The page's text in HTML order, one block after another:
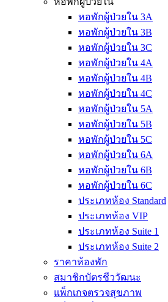
หอพักผู้ป่วยใน 3A
หอพักผู้ป่วยใน 3B
หอพักผู้ป่วยใน 3C
หอพักผู้ป่วยใน 4A
หอพักผู้ป่วยใน 4B
หอพักผู้ป่วยใน 4C
หอพักผู้ป่วยใน 5A
หอพักผู้ป่วยใน 5B
หอพักผู้ป่วยใน 5C
หอพักผู้ป่วยใน 6A
หอพักผู้ป่วยใน 6B
หอพักผู้ป่วยใน 6C
ประเภทห้อง Standard
ประเภทห้อง VIP
ประเภทห้อง Suite 1
ประเภทห้อง Suite 2
ราคาห้องพัก
สมาชิกบัตรชีววัฒนะ
แพ็กเกจตรวจสุขภาพ